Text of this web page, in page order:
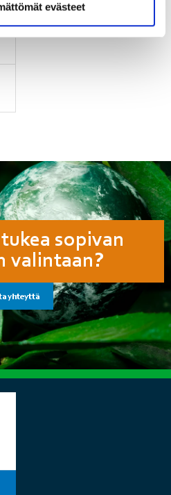
evästeet
sopivan
valintaan?
yhteyttä